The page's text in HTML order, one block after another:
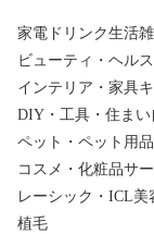
家電 ドリンク生活
ビューティ・ヘル
インテリア・家具
DIY・工具・住まい
ペット・ペット用品
コスメ・化粧品サ
レーシック・ICL美
植毛